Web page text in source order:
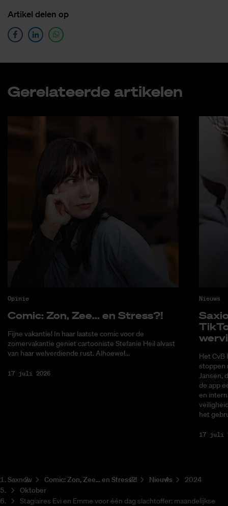
Ar­ti­kel de­len op
Ge­re­la­teer­de ar­ti­ke­len
Opinie
Co­mic: Zon, Zee... en Stress?!
Fijne vakantie! In haar laatste comic voor de
zomervakantie geniet cartooniste Stefanie Heil alvast
van haar welverdiende rust. Alhoewel...
17 juli 2026
Nieuws
Het CvB
stoppen
Jansen,
de app
en
het
17 juli
Saxnow Co­mic: Zon, Zee... en Stress?! Nieuws
2024
Oktober
Stagiaires Evi en Emme voor één dag slachtoffer: maandelijkse